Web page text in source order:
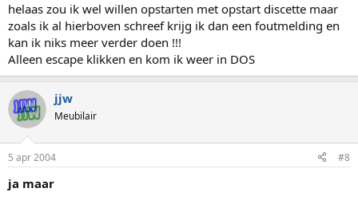
helaas zou ik wel willen opstarten met opstart discette maar
zoals ik al hierboven schreef krijg ik dan een foutmelding en
kan ik niks meer verder doen !!!
Alleen escape klikken en kom ik weer in DOS
jjw
Meubilair
5 apr 2004 #8
ja maar